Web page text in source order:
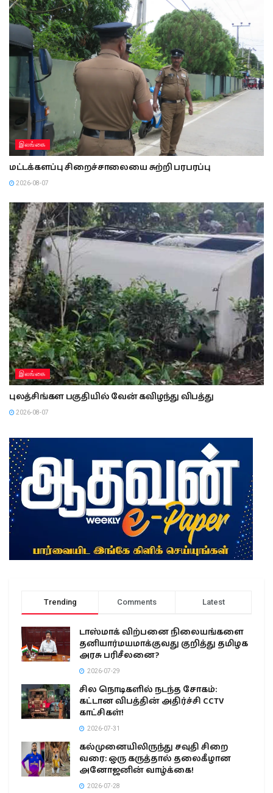
இலங்கை
மட்டக்களப்பு சிறைச்சாலையை சுற்றி பரபரப்பு
2026-08-07
இலங்கை
புலத்சிங்கள பகுதியில் வேன் கவிழந்து விபத்து
2026-08-07
Trending Comments Latest
டாஸ்மாக் விற்பனை நிலையங்களை
தனியார்மயமாக்குவது குறித்து தமிழக
அரசு பரிசீலனை?
2026-07-29
சில நொடிகளில் நடந்த சோகம்:
கட்டான விபத்தின் அதிர்ச்சி CCTV
காட்சிகள்!
2026-07-31
கல்முனையிலிருந்து சவுதி சிறை
வரை: ஒரு கருத்தால் தலைகீழான
அனோஜனின் வாழ்க்கை!
2026-07-28